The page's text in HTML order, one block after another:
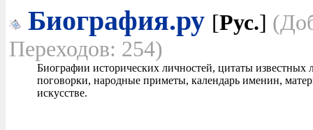
Биография.ру [Рус.]
Переходов: 254)
Биографии исторических личностей, цитаты
поговорки, народные приметы, календарь именин,
искусстве.